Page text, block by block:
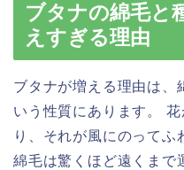
ブタナの綿毛と
えすぎる理由
ブタナが増える理由は、
いう性質にあります。
り、それが風にのってふ
綿毛は驚くほど遠くまで